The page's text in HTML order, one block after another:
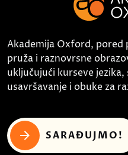
Akademija Oxford, pored
pruža i raznovrsne
uključujući kurseve
usavršavanje i obuke za
SARAĐUJMO!